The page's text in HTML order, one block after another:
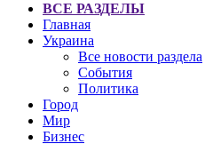
ВСЕ РАЗДЕЛЫ
Главная
Украина
Все новости раздела
События
Политика
Город
Мир
Бизнес